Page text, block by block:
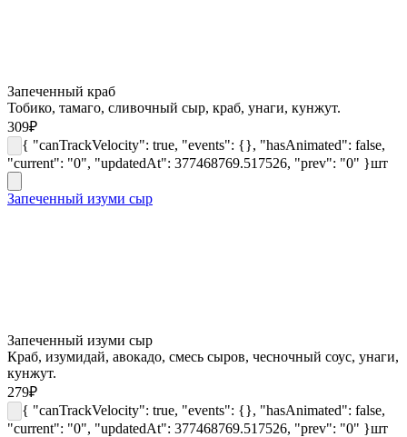
Запеченный краб
Тобико, тамаго, сливочный сыр, краб, унаги, кунжут.
309₽
{ "canTrackVelocity": true, "events": {}, "hasAnimated": false,
"current": "0", "updatedAt": 377468769.517526, "prev": "0" }шт
Запеченный изуми сыр
Запеченный изуми сыр
Краб, изумидай, авокадо, смесь сыров, чесночный соус, унаги,
кунжут.
279₽
{ "canTrackVelocity": true, "events": {}, "hasAnimated": false,
"current": "0", "updatedAt": 377468769.517526, "prev": "0" }шт